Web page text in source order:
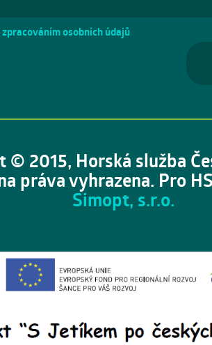
zpracováním osobních údajů
© 2015, Horská služba
práva vyhrazena. Pro
Simopt, s.r.o.